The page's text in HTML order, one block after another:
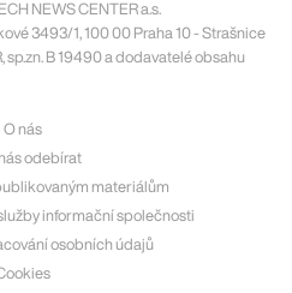
NEWS CENTER a.s.
3493/1, 100 00 Praha 10 - Strašnice
sp.zn. B 19490 a dodavatelé obsahu
O nás
odebírat
materiálům
informační společnosti
osobních údajů